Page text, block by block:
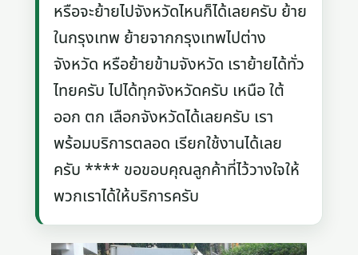
หรือจะย้ายไปจังหวัดไหนก็ได้เลยครับ ย้าย
ในกรุงเทพ ย้ายจากกรุงเทพไปต่าง
จังหวัด หรือย้ายข้ามจังหวัด เราย้ายได้ทั่ว
ไทยครับ ไปได้ทุกจังหวัดครับ เหนือ ใต้
ออก ตก เลือกจังหวัดได้เลยครับ เรา
พร้อมบริการตลอด เรียกใช้งานได้เลย
ครับ **** ขอขอบคุณลูกค้าที่ไว้วางใจให้
พวกเราได้ให้บริการครับ